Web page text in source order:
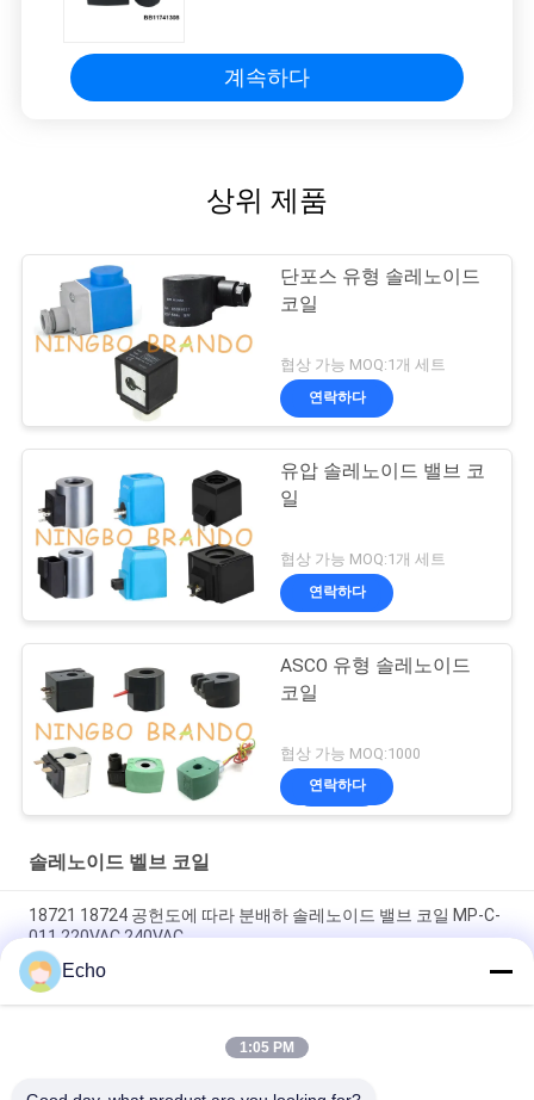
계속하다
상위 제품
단포스 유형 솔레노이드
코일
협상 가능 MOQ:1개 세트
연락하다
유압 솔레노이드 밸브 코
일
협상 가능 MOQ:1개 세트
연락하다
ASCO 유형 솔레노이드
코일
협상 가능 MOQ:1000
연락하다
솔레노이드 벨브 코일
18721 18724 공헌도에 따라 분배하 솔레노이드 밸브 코일 MP-C-
011 220VAC 240VAC
6013 6014 Ｃ 솔레노이드 밸브 코일 24V DC 110V 230V 50Hz 8W
11W 15W
솔레노이드 밸브 코일 EVI 7/9 12V 24V 110V 220V 4.8W 6.5W
Echo
1:05 PM